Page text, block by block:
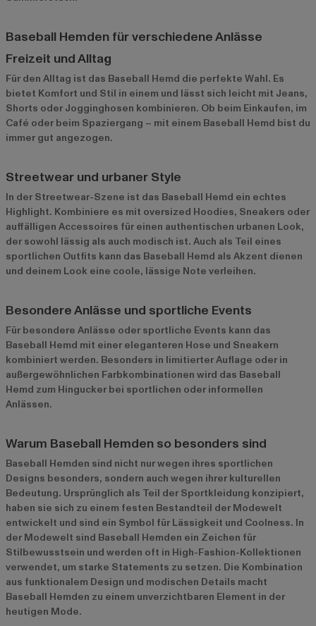
Baseball Hemden für verschiedene Anlässe
Freizeit und Alltag
Für den Alltag ist das Baseball Hemd die perfekte Wahl. Es
bietet Komfort und Stil in einem und lässt sich leicht mit Jeans,
Shorts oder Jogginghosen kombinieren. Ob beim Einkaufen, im
Café oder beim Spaziergang – mit einem Baseball Hemd bist du
immer gut angezogen.
Streetwear und urbaner Style
In der Streetwear-Szene ist das Baseball Hemd ein echtes
Highlight. Kombiniere es mit oversized Hoodies, Sneakers oder
auffälligen Accessoires für einen authentischen urbanen Look,
der sowohl lässig als auch modisch ist. Auch als Teil eines
sportlichen Outfits kann das Baseball Hemd als Akzent dienen
und deinem Look eine coole, lässige Note verleihen.
Besondere Anlässe und sportliche Events
Für besondere Anlässe oder sportliche Events kann das
Baseball Hemd mit einer eleganteren Hose und Sneakern
kombiniert werden. Besonders in limitierter Auflage oder in
außergewöhnlichen Farbkombinationen wird das Baseball
Hemd zum Hingucker bei sportlichen oder informellen
Anlässen.
Warum Baseball Hemden so besonders sind
Baseball Hemden sind nicht nur wegen ihres sportlichen
Designs besonders, sondern auch wegen ihrer kulturellen
Bedeutung. Ursprünglich als Teil der Sportkleidung konzipiert,
haben sie sich zu einem festen Bestandteil der Modewelt
entwickelt und sind ein Symbol für Lässigkeit und Coolness. In
der Modewelt sind Baseball Hemden ein Zeichen für
Stilbewusstsein und werden oft in High-Fashion-Kollektionen
verwendet, um starke Statements zu setzen. Die Kombination
aus funktionalem Design und modischen Details macht
Baseball Hemden zu einem unverzichtbaren Element in der
heutigen Mode.